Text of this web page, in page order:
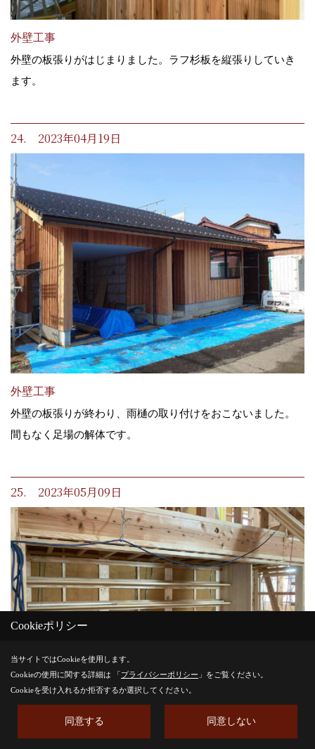
外壁工事
外壁の板張りがはじまりました。ラフ杉板を縦張りしていき
ます。
24. 2023年04月19日
外壁工事
外壁の板張りが終わり、雨樋の取り付けをおこないました。
間もなく足場の解体です。
25. 2023年05月09日
Cookieポリシー
当サイトではCookieを使用します。
Cookieの使用に関する詳細は 「プライバシーポリシー 」をご覧ください。
Cookieを受け入れるか拒否するか選択してください。
同意する 同意しない